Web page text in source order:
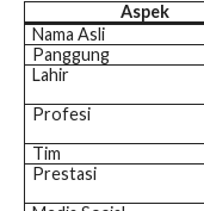
Aspek
Nama Asli
Panggung
Lahir
Profesi
Tim
Prestasi